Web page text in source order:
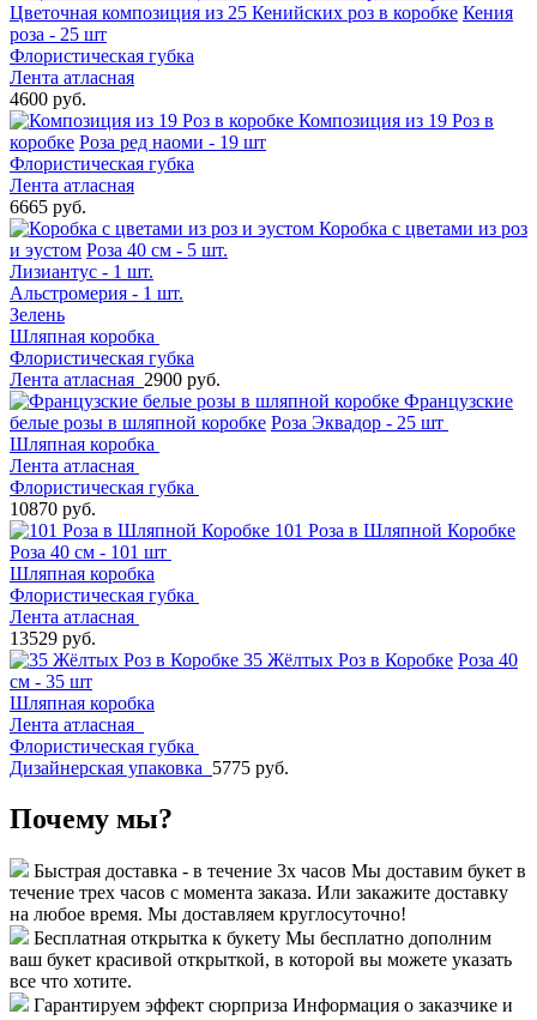
Цветочная композиция из 25 Кенийских роз в коробке Кения
роза - 25 шт
Флористическая губка
Лента атласная
4600 руб.
Композиция из 19 Роз в
коробке Роза ред наоми - 19 шт
Флористическая губка
Лента атласная
6665 руб.
Коробка с цветами из роз
и эустом Роза 40 см - 5 шт.
Лизиантус - 1 шт.
Альстромерия - 1 шт.
Зелень
Шляпная коробка
Флористическая губка
Лента атласная 2900 руб.
Французские
белые розы в шляпной коробке Роза Эквадор - 25 шт
Шляпная коробка
Лента атласная
Флористическая губка
10870 руб.
101 Роза в Шляпной Коробке
Роза 40 см - 101 шт
Шляпная коробка
Флористическая губка
Лента атласная
13529 руб.
35 Жёлтых Роз в Коробке Роза 40
см - 35 шт
Шляпная коробка
Лента атласная
Флористическая губка
Дизайнерская упаковка 5775 руб.
Почему мы?
Быстрая доставка - в течение 3х часов Мы доставим букет в
течение трех часов с момента заказа. Или закажите доставку
на любое время. Мы доставляем круглосуточно!
Бесплатная открытка к букету Мы бесплатно дополним
ваш букет красивой открыткой, в которой вы можете указать
все что хотите.
Гарантируем эффект сюрприза Информация о заказчике и